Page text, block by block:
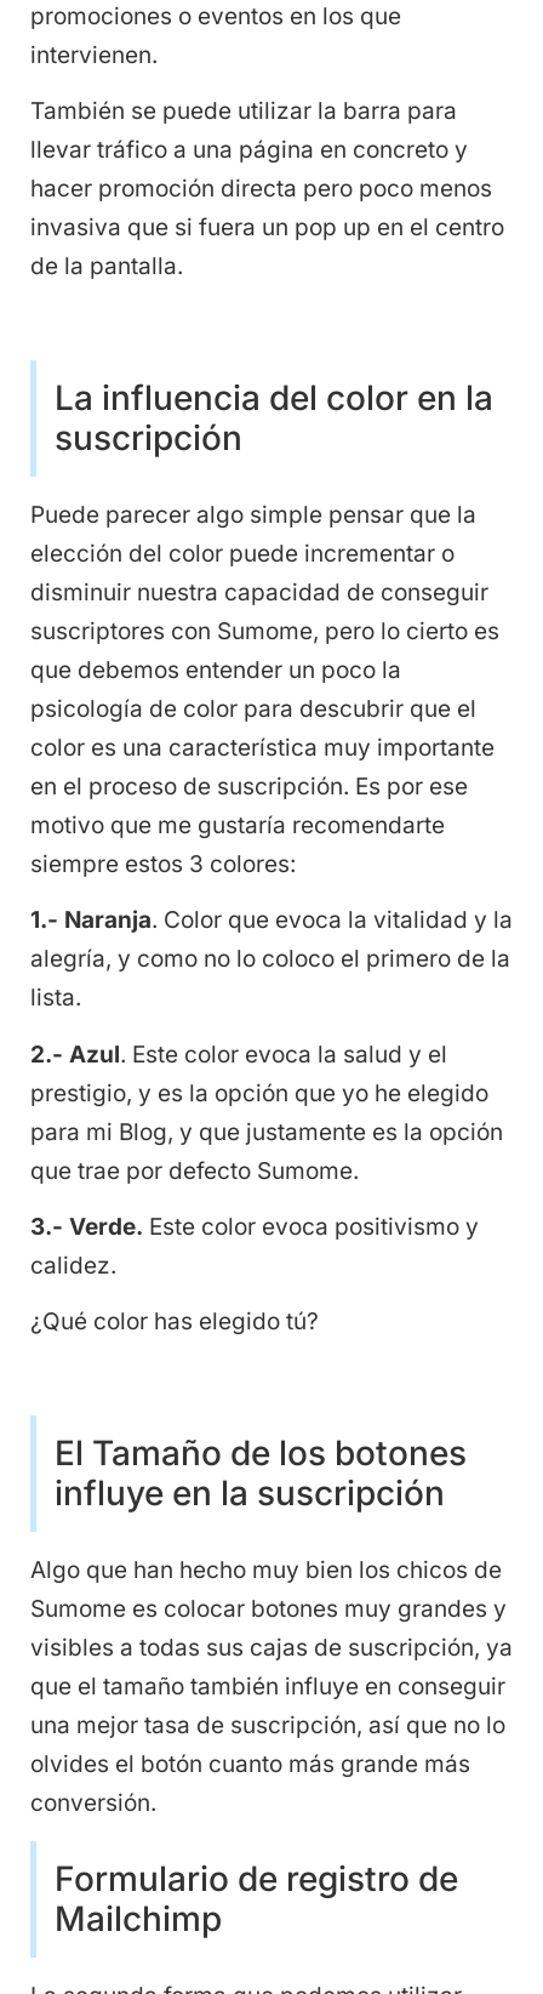
promociones o eventos en los que
intervienen.
También se puede utilizar la barra para
llevar tráfico a una página en concreto y
hacer promoción directa pero poco menos
invasiva que si fuera un pop up en el centro
de la pantalla.
La influencia del color en la
suscripción
Puede parecer algo simple pensar que la
elección del color puede incrementar o
disminuir nuestra capacidad de conseguir
suscriptores con Sumome, pero lo cierto es
que debemos entender un poco la
psicología de color para descubrir que el
color es una característica muy importante
en el proceso de suscripción. Es por ese
motivo que me gustaría recomendarte
siempre estos 3 colores:
1.- Naranja. Color que evoca la vitalidad y la
alegría, y como no lo coloco el primero de la
lista.
2.- Azul. Este color evoca la salud y el
prestigio, y es la opción que yo he elegido
para mi Blog, y que justamente es la opción
que trae por defecto Sumome.
3.- Verde. Este color evoca positivismo y
calidez.
¿Qué color has elegido tú?
El Tamaño de los botones
influye en la suscripción
Algo que han hecho muy bien los chicos de
Sumome es colocar botones muy grandes y
visibles a todas sus cajas de suscripción, ya
que el tamaño también influye en conseguir
una mejor tasa de suscripción, así que no lo
olvides el botón cuanto más grande más
conversión.
Formulario de registro de
Mailchimp